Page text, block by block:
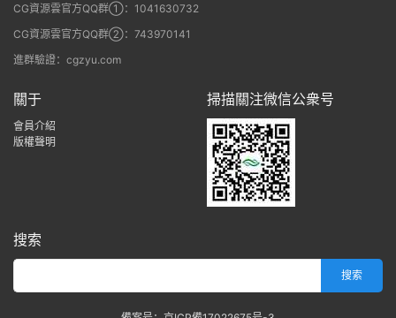
CG資源雲官方QQ群①：1041630732
CG資源雲官方QQ群②：743970141
進群驗證：cgzyu.com
關于
會員介紹
版權聲明
掃描關注微信公衆号
搜索